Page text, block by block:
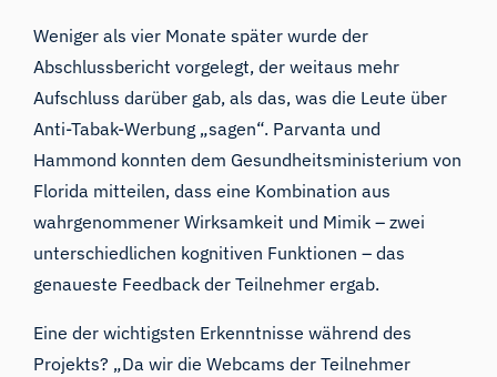
Weniger als vier Monate später wurde der
Abschlussbericht vorgelegt, der weitaus mehr
Aufschluss darüber gab, als das, was die Leute über
Anti-Tabak-Werbung „sagen“. Parvanta und
Hammond konnten dem Gesundheitsministerium von
Florida mitteilen, dass eine Kombination aus
wahrgenommener Wirksamkeit und Mimik – zwei
unterschiedlichen kognitiven Funktionen – das
genaueste Feedback der Teilnehmer ergab.
Eine der wichtigsten Erkenntnisse während des
Projekts? „Da wir die Webcams der Teilnehmer